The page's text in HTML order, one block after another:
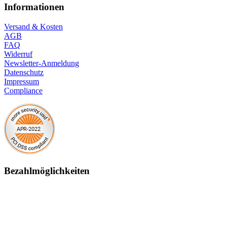
Informationen
Versand & Kosten
AGB
FAQ
Widerruf
Newsletter-Anmeldung
Datenschutz
Impressum
Compliance
Bezahlmöglichkeiten